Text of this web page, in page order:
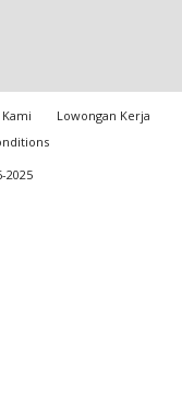
Lowongan Kerja
2025